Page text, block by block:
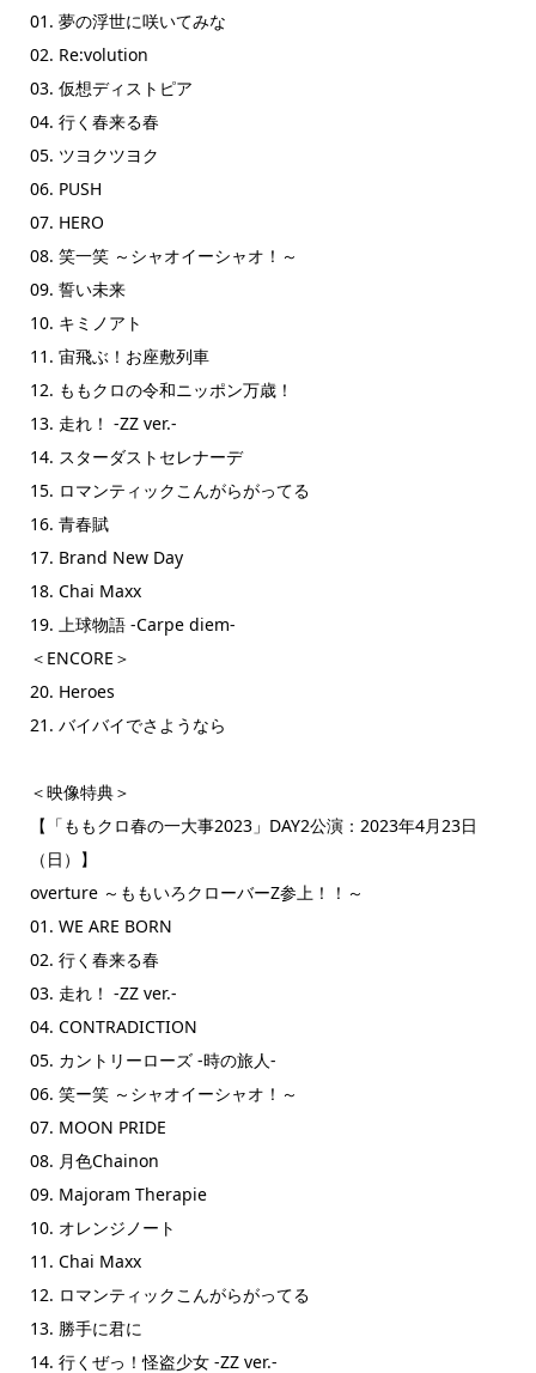
01. 夢の浮世に咲いてみな
02. Re:volution
03. 仮想ディストピア
04. 行く春来る春
05. ツヨクツヨク
06. PUSH
07. HERO
08. 笑一笑 ～シャオイーシャオ！～
09. 誓い未来
10. キミノアト
11. 宙飛ぶ！お座敷列車
12. ももクロの令和ニッポン万歳！
13. 走れ！ -ZZ ver.-
14. スターダストセレナーデ
15. ロマンティックこんがらがってる
16. 青春賦
17. Brand New Day
18. Chai Maxx
19. 上球物語 -Carpe diem-
＜ENCORE＞
20. Heroes
21. バイバイでさようなら
＜映像特典＞
【「ももクロ春の一大事2023」DAY2公演：2023年4月23日
（日）】
overture ～ももいろクローバーZ参上！！～
01. WE ARE BORN
02. 行く春来る春
03. 走れ！ -ZZ ver.-
04. CONTRADICTION
05. カントリーローズ -時の旅人-
06. 笑ー笑 ～シャオイーシャオ！～
07. MOON PRIDE
08. 月色Chainon
09. Majoram Therapie
10. オレンジノート
11. Chai Maxx
12. ロマンティックこんがらがってる
13. 勝手に君に
14. 行くぜっ！怪盗少女 -ZZ ver.-